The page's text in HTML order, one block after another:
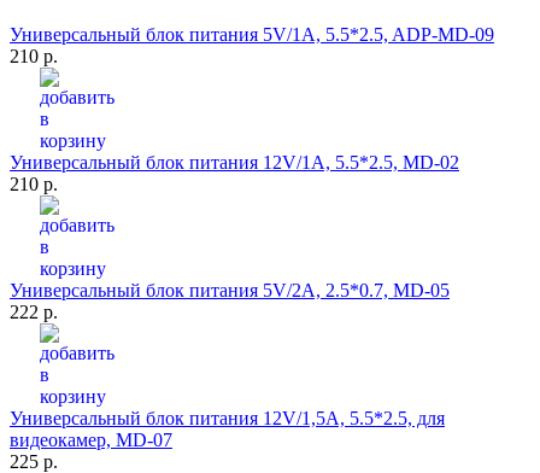
Универсальный блок питания 5V/1A, 5.5*2.5, ADP-MD-09
210 р.
Универсальный блок питания 12V/1A, 5.5*2.5, MD-02
210 р.
Универсальный блок питания 5V/2A, 2.5*0.7, MD-05
222 р.
Универсальный блок питания 12V/1,5A, 5.5*2.5, для
видеокамер, MD-07
225 р.